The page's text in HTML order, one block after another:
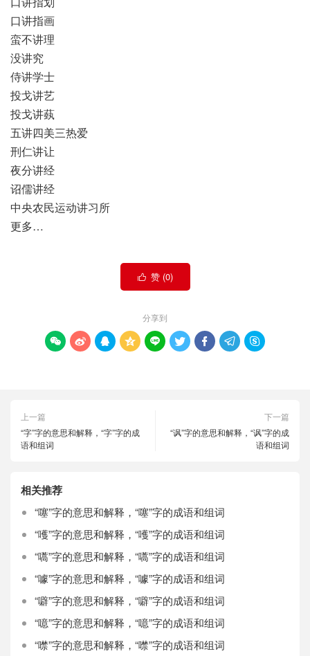
口讲指画
蛮不讲理
没讲究
侍讲学士
投戈讲艺
投戈讲蓺
五讲四美三热爱
刑仁讲让
夜分讲经
诏儒讲经
中央农民运动讲习所
更多…
 赞 (0)
分享到
        
上一篇
“字”字的意思和解释，“字”字的成
语和组词
下一篇
“讽”字的意思和解释，“讽”字的成
语和组词
相关推荐
“噻”字的意思和解释，“噻”字的成语和组词
“嚄”字的意思和解释，“嚄”字的成语和组词
“嚆”字的意思和解释，“嚆”字的成语和组词
“噱”字的意思和解释，“噱”字的成语和组词
“噼”字的意思和解释，“噼”字的成语和组词
“噫”字的意思和解释，“噫”字的成语和组词
“噤”字的意思和解释，“噤”字的成语和组词